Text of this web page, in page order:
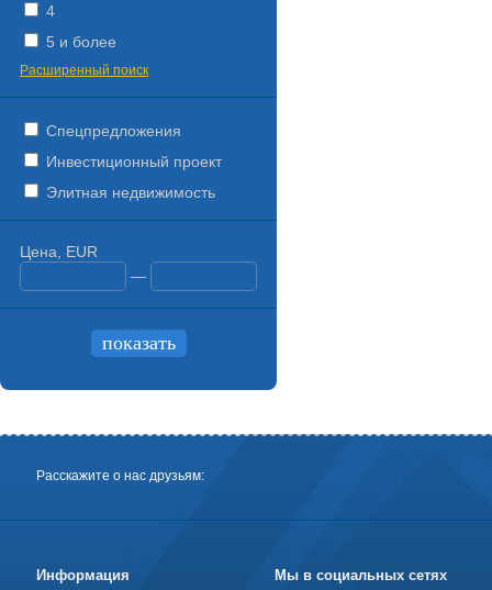
4
5 и более
Расширенный поиск
Спецпредложения
Инвестиционный проект
Элитная недвижимость
Цена, EUR
—
Расскажите о нас друзьям:
Информация Мы в социальных сетях